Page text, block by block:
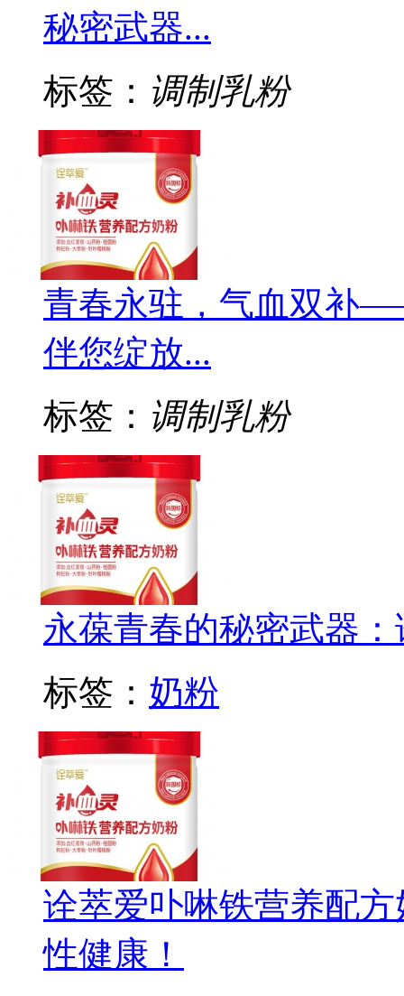
秘密武器...
标签： 调制乳粉
青春永驻，气血双补
伴您绽放...
标签： 调制乳粉
永葆青春的秘密武器
标签： 奶粉
诠萃爱卟啉铁营养配
性健康！